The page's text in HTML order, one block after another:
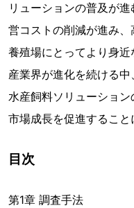
リューションの普及が
営コストの削減が進み
養殖場にとってより身
産業界が進化を続ける
水産飼料ソリューショ
市場成長を促進すること
目次
第1章 調査手法